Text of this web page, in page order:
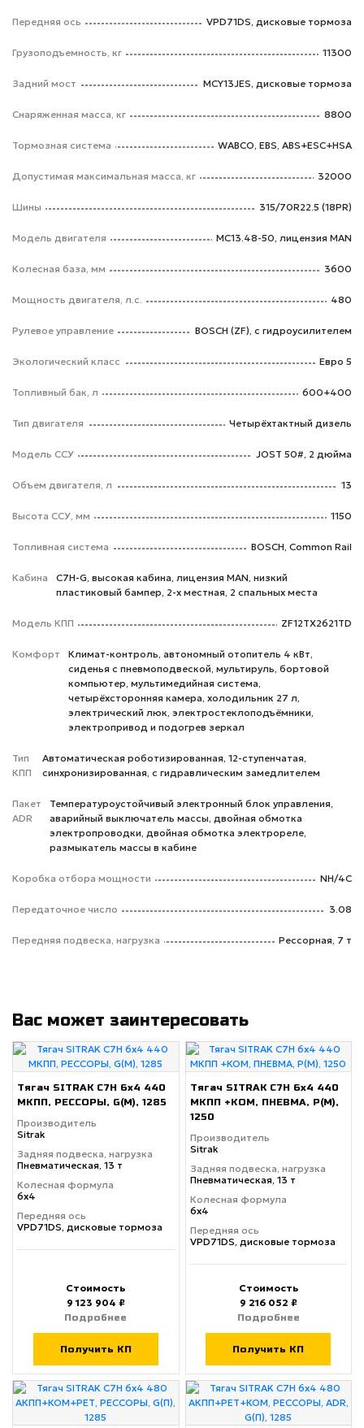
Передняя ось VPD71DS, дисковые тормоза
Грузоподъемность, кг 11300
Задний мост MCY13JES, дисковые тормоза
Снаряженная масса, кг 8800
Тормозная система WABCO, EBS, ABS+ESC+HSA
Допустимая максимальная масса, кг 32000
Шины 315/70R22.5 (18PR)
Модель двигателя МС13.48-50, лицензия MAN
Колесная база, мм 3600
Мощность двигателя, л.с. 480
Рулевое управление BOSCH (ZF), с гидроусилителем
Экологический класс Евро 5
Топливный бак, л 600+400
Тип двигателя Четырёхтактный дизель
Модель ССУ JOST 50#, 2 дюйма
Объем двигателя, л 13
Высота ССУ, мм 1150
Топливная система BOSCH, Common Rail
Кабина
C7H-G, высокая кабина, лицензия MAN, низкий
пластиковый бампер, 2-х местная, 2 спальных места
Модель КПП ZF12TX2621TD
Комфорт
Климат-контроль, автономный отопитель 4 кВт,
сиденья с пневмоподвеской, мультируль, бортовой
компьютер, мультимедийная система,
четырёхсторонняя камера, холодильник 27 л,
электрический люк, электростеклоподъёмники,
электропривод и подогрев зеркал
Тип
КПП
Автоматическая роботизированная, 12-ступенчатая,
синхронизированная, с гидравлическим замедлителем
Пакет
ADR
Температуроустойчивый электронный блок управления,
аварийный выключатель массы, двойная обмотка
электропроводки, двойная обмотка электрореле,
размыкатель массы в кабине
Коробка отбора мощности NH/4C
Передаточное число 3.08
Передняя подвеска, нагрузка Рессорная, 7 т
Вас может заинтересовать
Тягач SITRAK C7H 6x4 440
МКПП, РЕССОРЫ, G(М), 1285
Производитель
Sitrak
Задняя подвеска, нагрузка
Пневматическая, 13 т
Колесная формула
6х4
Передняя ось
VPD71DS, дисковые тормоза
Стоимость
9 123 904 ₽
Подробнее
Получить КП
Тягач SITRAK C7H 6x4 440
МКПП +КОМ, ПНЕВМА, P(М),
1250
Производитель
Sitrak
Задняя подвеска, нагрузка
Пневматическая, 13 т
Колесная формула
6х4
Передняя ось
VPD71DS, дисковые тормоза
Стоимость
9 216 052 ₽
Подробнее
Получить КП